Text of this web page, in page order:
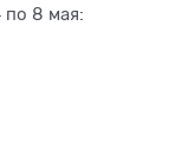
по 8 мая: